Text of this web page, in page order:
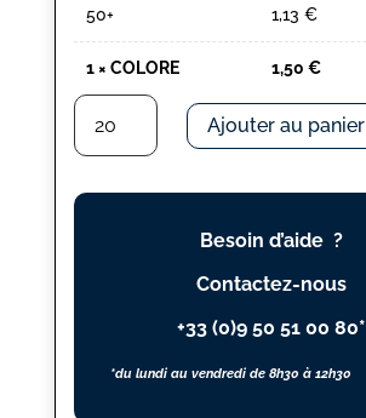
50+ 1,13 €
1× COLORE 1,50 €
quantité
COLORE
Ajouter au panier
Besoin d’aide ?
Contactez-nous
+33 (0)9 50 51 00 80*
*du lundi au vendredi de 8h30 à 12h30